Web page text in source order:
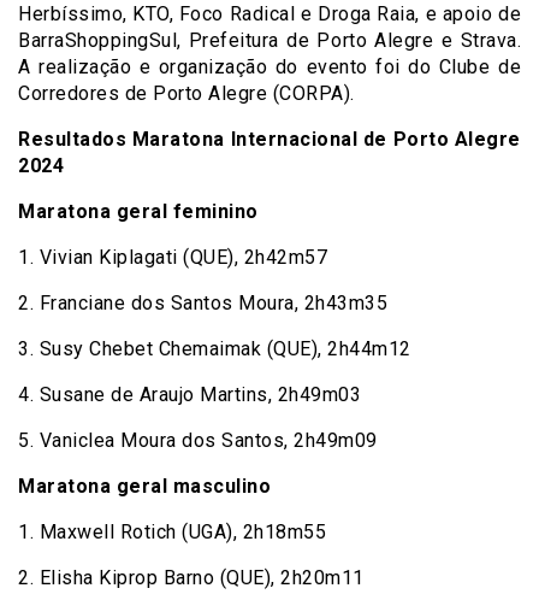
Herbíssimo, KTO, Foco Radical e Droga Raia, e apoio de
BarraShoppingSul, Prefeitura de Porto Alegre e Strava.
A realização e organização do evento foi do Clube de
Corredores de Porto Alegre (CORPA).
Resultados Maratona Internacional de Porto Alegre
2024
Maratona geral feminino
1. Vivian Kiplagati (QUE), 2h42m57
2. Franciane dos Santos Moura, 2h43m35
3. Susy Chebet Chemaimak (QUE), 2h44m12
4. Susane de Araujo Martins, 2h49m03
5. Vaniclea Moura dos Santos, 2h49m09
Maratona geral masculino
1. Maxwell Rotich (UGA), 2h18m55
2. Elisha Kiprop Barno (QUE), 2h20m11